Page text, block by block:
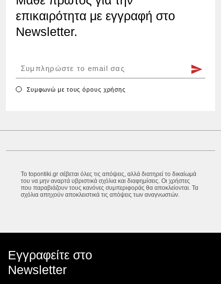
επικαιρότητα με εγγραφή στο
Newsletter.
Συμφωνώ με τουςόρους χρήσης
Το topontiki.gr σέβεται όλες τις απόψεις, αλλά διατηρεί το δικαίωμά
του να μην αναρτά υβριστικά σχόλια και διαφημίσεις. Οι χρήστες
που παραβιάζουν τους κανόνες συμπεριφοράς θα αποκλείονται. Τα
σχόλια απηχούν αποκλειστικά τις απόψεις των αναγνωστών.
Εγγραφείτε στο
Newsletter